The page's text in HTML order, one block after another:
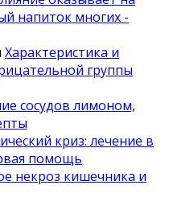
напиток многих -
Характеристика и
группы
сосудов лимоном,
криз: лечение в
помощь
некроз кишечника и